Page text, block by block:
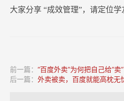
大家分享 “成效管理”，请定位学
前一篇： “百度外卖”为何把自己给“卖
后一篇： 外卖被卖，百度就能高枕无